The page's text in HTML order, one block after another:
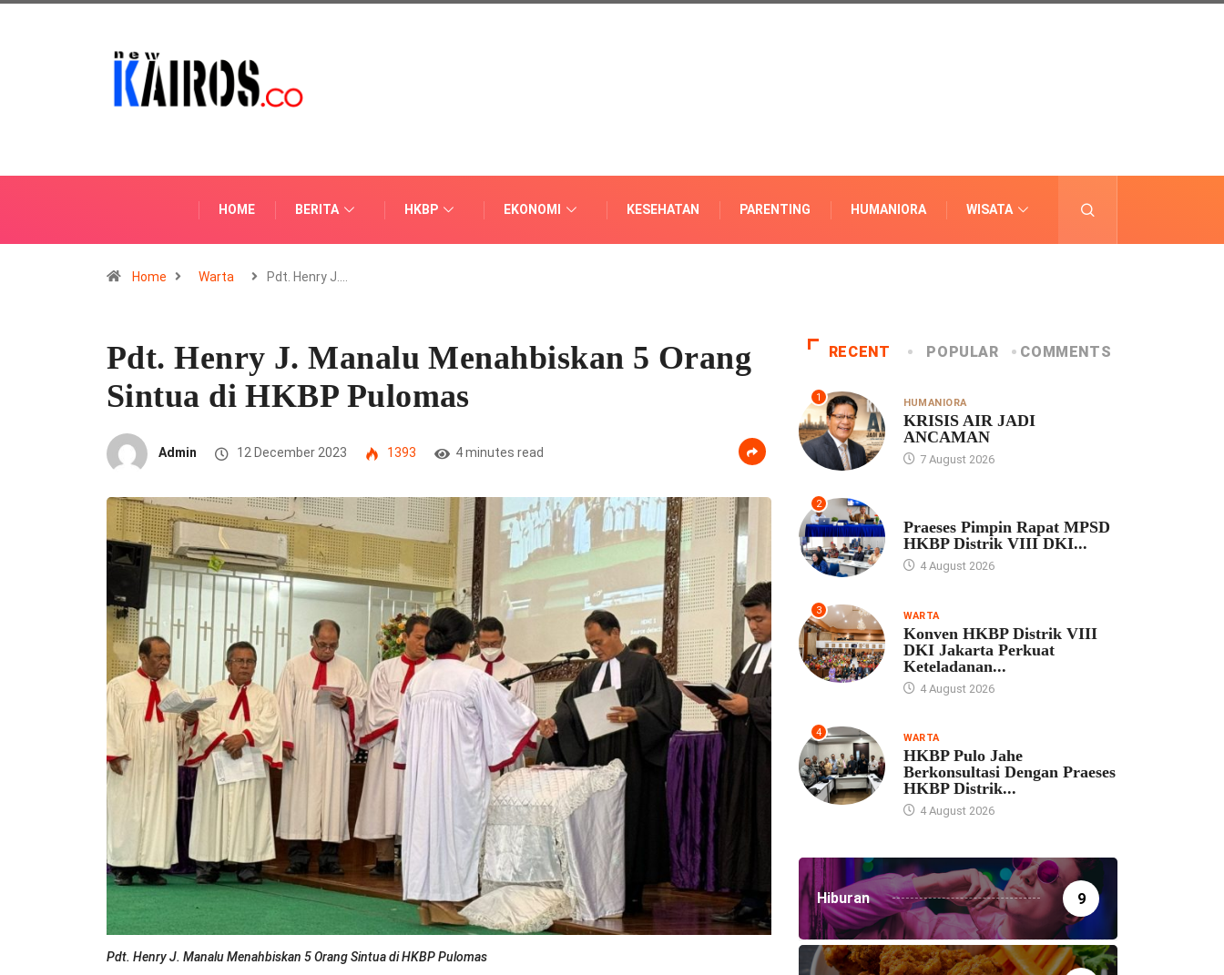
HOME BERITA HKBP EKONOMI KESEHATAN PARENTING HUMANIORA WISATA
Home Warta Pdt. Henry J.…
Pdt. Henry J. Manalu Menahbiskan 5 Orang
Sintua di HKBP Pulomas
Admin 12 December 2023 1393 4 minutes read
Pdt. Henry J. Manalu Menahbiskan 5 Orang Sintua di HKBP Pulomas
RECENT POPULAR COMMENTS
1 HUMANIORA
KRISIS AIR JADI
ANCAMAN
7 August 2026
2
Praeses Pimpin Rapat MPSD
HKBP Distrik VIII DKI...
4 August 2026
3 WARTA
Konven HKBP Distrik VIII
DKI Jakarta Perkuat
Keteladanan...
4 August 2026
4 WARTA
HKBP Pulo Jahe
Berkonsultasi Dengan Praeses
HKBP Distrik...
4 August 2026
Hiburan 9